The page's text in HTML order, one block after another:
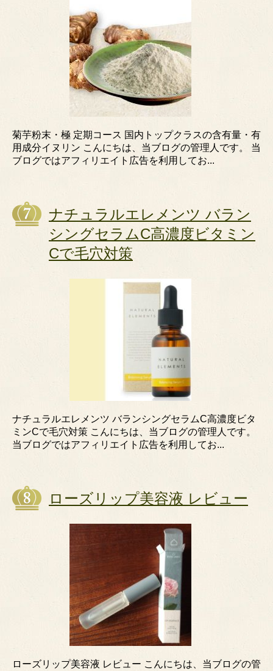
菊芋粉末・極 定期コース 国内トップクラスの含有量・有
用成分イヌリン こんにちは、当ブログの管理人です。 当
ブログではアフィリエイト広告を利用してお...
ナチュラルエレメンツ バラン
シングセラムC高濃度ビタミン
Cで毛穴対策
ナチュラルエレメンツ バランシングセラムC高濃度ビタ
ミンCで毛穴対策 こんにちは、当ブログの管理人です。
当ブログではアフィリエイト広告を利用してお...
ローズリップ美容液 レビュー
ローズリップ美容液 レビュー こんにちは、当ブログの管